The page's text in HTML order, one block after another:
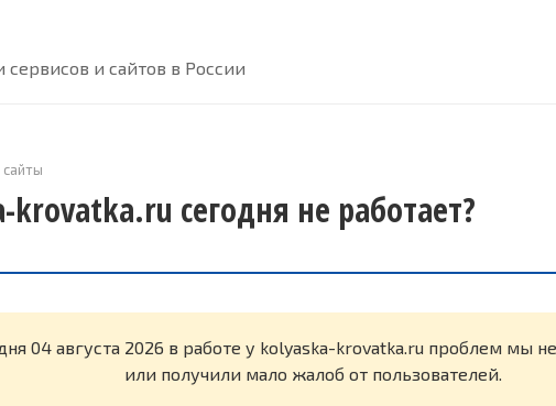
и сайтов в России
сайты
krovatka.ru сегодня не работает?
04 августа 2026 в работе у kolyaska-krovatka.ru проблем мы
или получили мало жалоб от пользователей.